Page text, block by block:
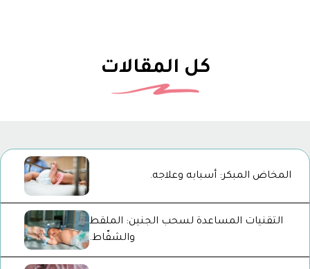
كل المقالات
المخاض المبكر: أسبابه وعلاجه.
التقنيات المساعدة لسحب الجنين: الملقط
والشفّاط.